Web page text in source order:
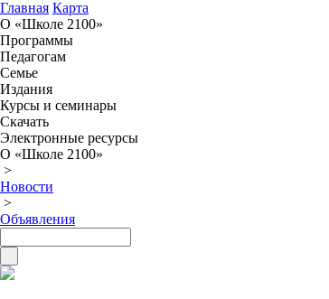
Главная Карта
О «Школе 2100»
Программы
Педагогам
Семье
Издания
Курсы и семинары
Скачать
Электронные ресурсы
О «Школе 2100»
>
Новости
>
Объявления